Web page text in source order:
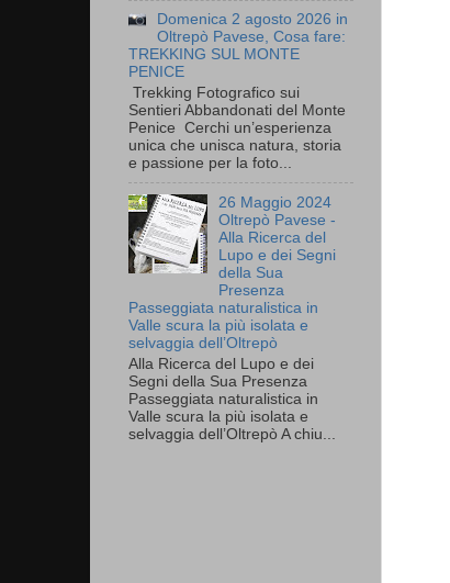
Domenica 2 agosto 2026 in
Oltrepò Pavese, Cosa fare:
TREKKING SUL MONTE
PENICE
Trekking Fotografico sui
Sentieri Abbandonati del Monte
Penice Cerchi un’esperienza
unica che unisca natura, storia
e passione per la foto...
26 Maggio 2024
Oltrepò Pavese -
Alla Ricerca del
Lupo e dei Segni
della Sua
Presenza
Passeggiata naturalistica in
Valle scura la più isolata e
selvaggia dell’Oltrepò
Alla Ricerca del Lupo e dei
Segni della Sua Presenza
Passeggiata naturalistica in
Valle scura la più isolata e
selvaggia dell’Oltrepò A chiu...